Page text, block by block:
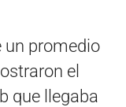
un promedio
el
que llegaba